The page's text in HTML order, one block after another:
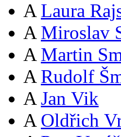
A Laura
A Miroslav
A Martin
A Rudolf
A Jan Vik
A Oldřich